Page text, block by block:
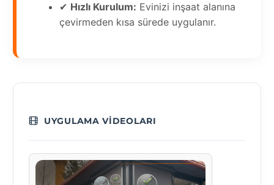
✔ Hızlı Kurulum: Evinizi inşaat alanına
çevirmeden kısa sürede uygulanır.
UYGULAMA VIDEOLARI